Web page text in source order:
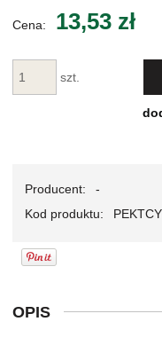
Cena: 13,53 zł
szt.
Producent:
-
Kod produktu:
OPIS